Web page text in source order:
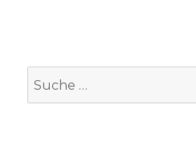
Suche
nach: